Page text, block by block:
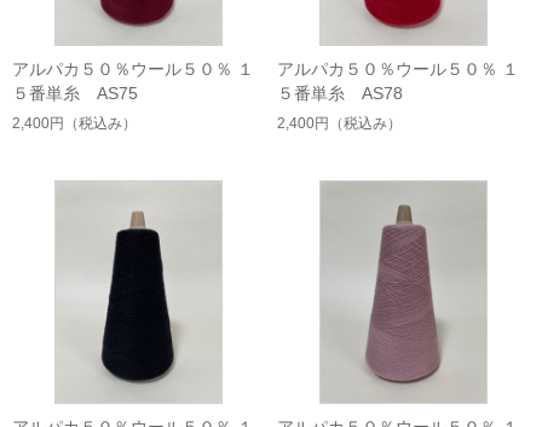
アルパカ５０％ウール５０％ １
５番単糸 AS75
2,400円 （税込み）
アルパカ５０％ウール５０％ １
５番単糸 AS78
2,400円 （税込み）